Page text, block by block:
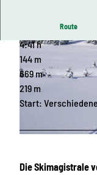
Route
4:41 h
144 m
669 m
219 m
Start:
Die Skimagistrale